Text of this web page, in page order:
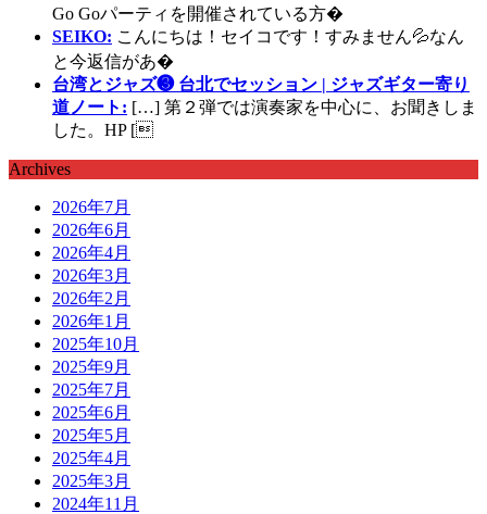
Go Goパーティを開催されている方�
SEIKO: こんにちは！セイコです！すみません💦なん
と今返信があ�
台湾とジャズ❸ 台北でセッション | ジャズギター寄り
道ノート: […] 第２弾では演奏家を中心に、お聞きしま
した。HP [
Archives
2026年7月
2026年6月
2026年4月
2026年3月
2026年2月
2026年1月
2025年10月
2025年9月
2025年7月
2025年6月
2025年5月
2025年4月
2025年3月
2024年11月